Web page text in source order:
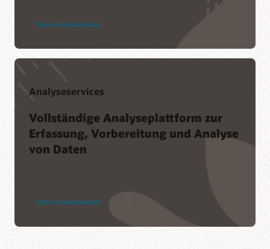
Siehe Produktdetails
Analyseservices
Vollständige Analyseplattform zur
Erfassung, Vorbereitung und Analyse
von Daten
Siehe Produktdetails